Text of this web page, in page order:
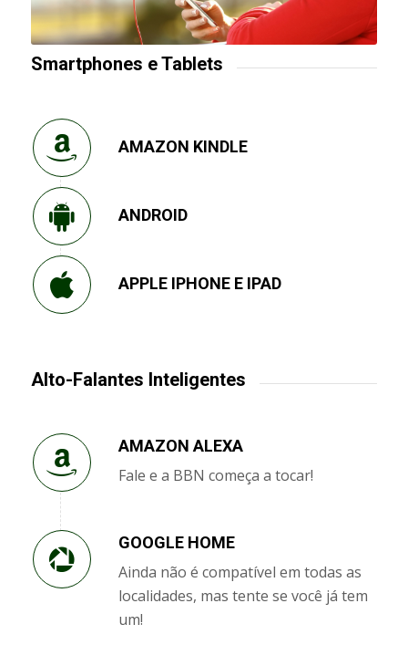
Smartphones e Tablets
AMAZON KINDLE
ANDROID
APPLE IPHONE E IPAD
Alto-Falantes Inteligentes
AMAZON ALEXA
Fale e a BBN começa a tocar!
GOOGLE HOME
Ainda não é compatível em todas as
localidades, mas tente se você já tem
um!